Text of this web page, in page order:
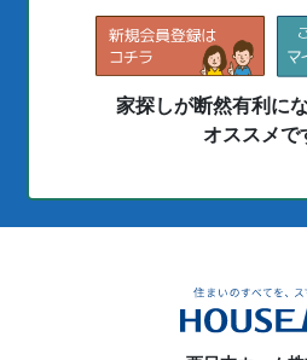
家探しが断然有利に
オススメで